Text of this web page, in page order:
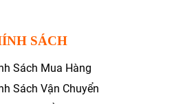
SÁCH
Sách Mua Hàng
Sách Vận Chuyển